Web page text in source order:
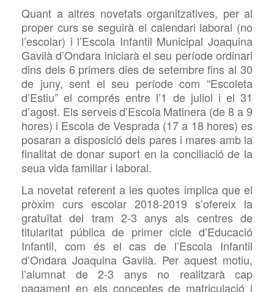
Quant a altres novetats organitzatives, per al
proper curs se seguirà el calendari laboral (no
l’escolar) i l’Escola Infantil Municipal Joaquina
Gavilà d’Ondara iniciaràel seu període ordinari
dins dels 6 primers dies de setembre fins al 30
de juny, sent el seu període com “Escoleta
d’Estiu” el comprés entre l’1 de juliol i el 31
d’agost. Els serveisd’EscolaMatinera (de 8 a 9
hores) i Escola de Vesprada (17 a 18 hores) es
posaran a disposició dels pares i mares amb la
finalitat de donar suport en la conciliació de la
seua vida familiar i laboral.
La novetat referent a les quotes implica que el
pròxim curs escolar 2018-2019 s’ofereix la
gratuïtat del tram 2-3 anys als centres de
titularitat pública de primer cicle d’Educació
Infantil, com és el cas de l’Escola Infantil
d’Ondara Joaquina Gavilà. Per aquest motiu,
l’alumnat de 2-3 anys no realitzarà cap
pagament en els conceptes de matriculació i